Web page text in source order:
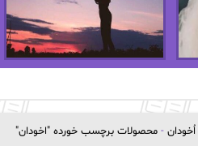
اُخودان - محصولات برچسب خورده "اخودان"